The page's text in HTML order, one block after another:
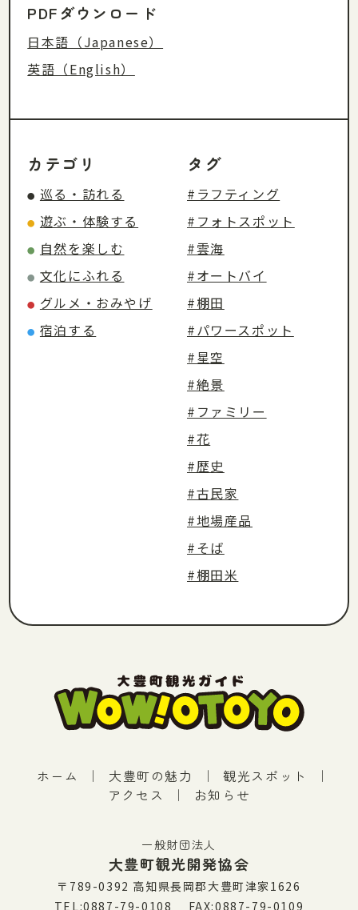
PDFダウンロード
日本語（Japanese）
英語（English）
カテゴリ
● 巡る・訪れる
● 遊ぶ・体験する
● 自然を楽しむ
● 文化にふれる
● グルメ・おみやげ
● 宿泊する
タグ
#ラフティング
#フォトスポット
#雲海
#オートバイ
#棚田
#パワースポット
#星空
#絶景
#ファミリー
#花
#歴史
#古民家
#地場産品
#そば
#棚田米
ホーム ｜ 大豊町の魅力 ｜ 観光スポット
｜
アクセス
｜ お知らせ
一般財団法人
大豊町観光開発協会
〒789-0392 高知県長岡郡大豊町津家1626
TEL:0887-79-0108 FAX:0887-79-0109